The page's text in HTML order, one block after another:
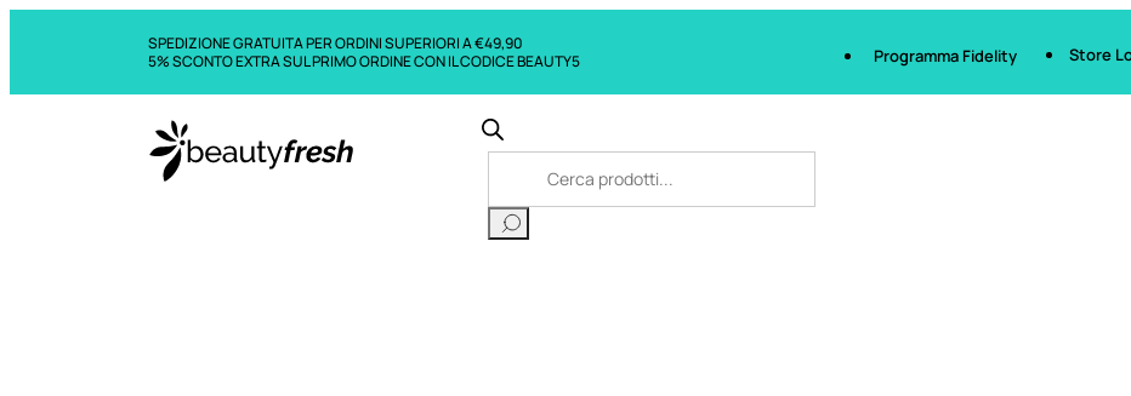
SPEDIZIONE GRATUITA PER ORDINI SUPERIORI A €49,90
5% SCONTO EXTRA SUL PRIMO ORDINE CON IL CODICE BEAUTY5
Programma Fidelity Store